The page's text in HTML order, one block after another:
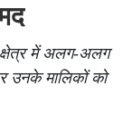
में अलग-अलग
उनके मालिकों को